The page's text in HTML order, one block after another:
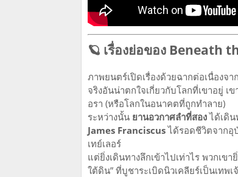
🪐 เรื่องย่อของ Beneath
ภาพยนตร์เปิดเรื่องด้วยฉากต่อเนื่องจ
จริงอันน่าตกใจเกี่ยวกับโลกที่เขาอยู่
อรา (หรือโลกในอนาคตที่ถูกทำลาย)
ระหว่างนั้น ยานอวกาศลำที่สองได้เดิน
James Franciscusได้รอดชีวิตจากอุ
เทย์เลอร์
แต่ยิ่งเดินทางลึกเข้าไปเท่าไร พวกเ
ใต้ดิน” ที่บูชาระเบิดนิวเคลียร์เป็นเทพ